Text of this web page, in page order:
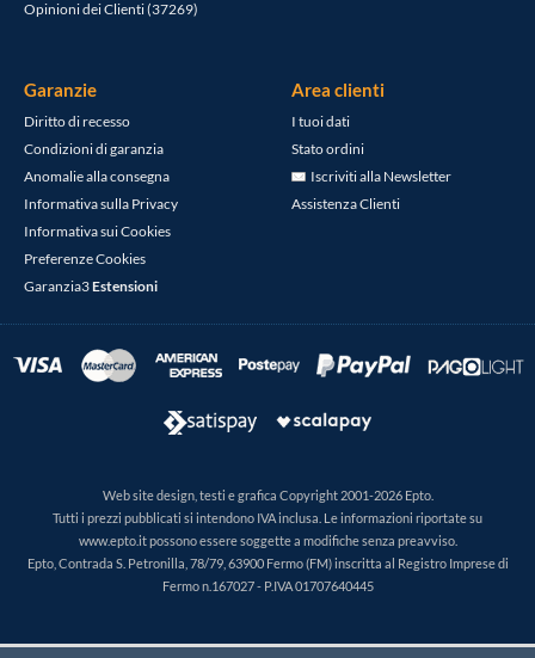
Opinioni dei Clienti (37269)
Garanzie
Diritto di recesso
Condizioni di garanzia
Anomalie alla consegna
Informativa sulla Privacy
Informativa sui Cookies
Preferenze Cookies
Garanzia3Estensioni
Area clienti
I tuoi dati
Stato ordini
Iscriviti alla Newsletter
Assistenza Clienti
Web site design, testi e grafica Copyright 2001-2026 Epto.
Tutti i prezzi pubblicati si intendono IVA inclusa. Le informazioni riportate su
www.epto.it possono essere soggette a modifiche senza preavviso.
Epto, Contrada S. Petronilla, 78/79, 63900 Fermo (FM) inscritta al Registro Imprese di
Fermo n.167027 - P.IVA 01707640445